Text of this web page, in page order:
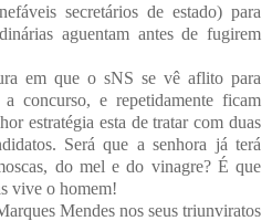
secretários de estado) para
aguentam antes de fugirem
em que o sNS se vê aflito para
concurso, e repetidamente ficam
estratégia esta de tratar com duas
Será que a senhora já terá
do mel e do vinagre? É que
vive o homem!
Mendes nos seus triunviratos